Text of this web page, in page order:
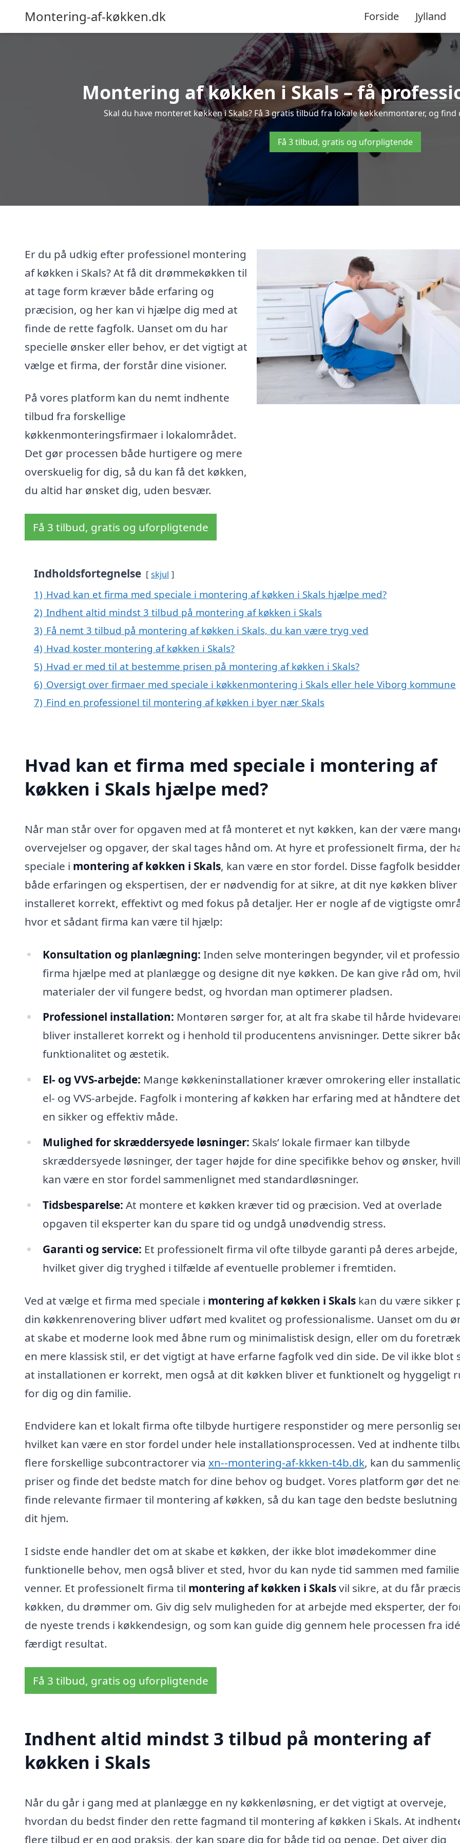
Montering-af-køkken.dk Forside Jylland
Montering af køkken i Skals – få
Skal du have monteret køkken i Skals? Få 3 gratis tilbud fra lokale køkkenmontører, og
Få 3 tilbud, gratis og uforpligtende
Er du på udkig efter professionel montering
af køkken i Skals? At få dit drømmekøkken til
at tage form kræver både erfaring og
præcision, og her kan vi hjælpe dig med at
finde de rette fagfolk. Uanset om du har
specielle ønsker eller behov, er det vigtigt at
vælge et firma, der forstår dine visioner.
På vores platform kan du nemt indhente
tilbud fra forskellige
køkkenmonteringsfirmaer i lokalområdet.
Det gør processen både hurtigere og mere
overskuelig for dig, så du kan få det køkken,
du altid har ønsket dig, uden besvær.
Få 3 tilbud, gratis og uforpligtende
Indholdsfortegnelse skjul
1) Hvad kan et firma med speciale i montering af køkken i Skals hjælpe med?
2) Indhent altid mindst 3 tilbud på montering af køkken i Skals
3) Få nemt 3 tilbud på montering af køkken i Skals, du kan være tryg ved
4) Hvad koster montering af køkken i Skals?
5) Hvad er med til at bestemme prisen på montering af køkken i Skals?
6) Oversigt over firmaer med speciale i køkkenmontering i Skals eller hele Viborg kommune
7) Find en professionel til montering af køkken i byer nær Skals
Hvad kan et firma med speciale i montering af
køkken i Skals hjælpe med?
Når man står over for opgaven med at få monteret et nyt køkken, kan der være
overvejelser og opgaver, der skal tages hånd om. At hyre et professionelt firma, der
speciale i montering af køkken i Skals, kan være en stor fordel. Disse fagfolk
både erfaringen og ekspertisen, der er nødvendig for at sikre, at dit nye køkken bliver
installeret korrekt, effektivt og med fokus på detaljer. Her er nogle af de vigtigste
hvor et sådant firma kan være til hjælp:
Konsultation og planlægning: Inden selve monteringen begynder, vil et
firma hjælpe med at planlægge og designe dit nye køkken. De kan give råd om,
materialer der vil fungere bedst, og hvordan man optimerer pladsen.
Professionel installation: Montøren sørger for, at alt fra skabe til hårde
bliver installeret korrekt og i henhold til producentens anvisninger. Dette sikrer
funktionalitet og æstetik.
El- og VVS-arbejde: Mange køkkeninstallationer kræver omrokering eller
el- og VVS-arbejde. Fagfolk i montering af køkken har erfaring med at håndtere
en sikker og effektiv måde.
Mulighed for skræddersyede løsninger: Skals’ lokale firmaer kan tilbyde
skræddersyede løsninger, der tager højde for dine specifikke behov og ønsker,
kan være en stor fordel sammenlignet med standardløsninger.
Tidsbesparelse: At montere et køkken kræver tid og præcision. Ved at overlade
opgaven til eksperter kan du spare tid og undgå unødvendig stress.
Garanti og service: Et professionelt firma vil ofte tilbyde garanti på deres arbejde,
hvilket giver dig tryghed i tilfælde af eventuelle problemer i fremtiden.
Ved at vælge et firma med speciale i montering af køkken i Skals kan du være sikker
din køkkenrenovering bliver udført med kvalitet og professionalisme. Uanset om du
at skabe et moderne look med åbne rum og minimalistisk design, eller om du
en mere klassisk stil, er det vigtigt at have erfarne fagfolk ved din side. De vil ikke blot
at installationen er korrekt, men også at dit køkken bliver et funktionelt og hyggeligt
for dig og din familie.
Endvidere kan et lokalt firma ofte tilbyde hurtigere responstider og mere personlig
hvilket kan være en stor fordel under hele installationsprocessen. Ved at indhente
flere forskellige subcontractorer via xn--montering-af-kkken-t4b.dk, kan du
priser og finde det bedste match for dine behov og budget. Vores platform gør det
finde relevante firmaer til montering af køkken, så du kan tage den bedste
dit hjem.
I sidste ende handler det om at skabe et køkken, der ikke blot imødekommer dine
funktionelle behov, men også bliver et sted, hvor du kan nyde tid sammen med
venner. Et professionelt firma til montering af køkken i Skalsvil sikre, at du får
køkken, du drømmer om. Giv dig selv muligheden for at arbejde med eksperter, der
de nyeste trends i køkkendesign, og som kan guide dig gennem hele processen fra
færdigt resultat.
Få 3 tilbud, gratis og uforpligtende
Indhent altid mindst 3 tilbud på montering af
køkken i Skals
Når du går i gang med at planlægge en ny køkkenløsning, er det vigtigt at overveje,
hvordan du bedst finder den rette fagmand til montering af køkken i Skals. At
flere tilbud er en god praksis, der kan spare dig for både tid og penge. Det giver dig